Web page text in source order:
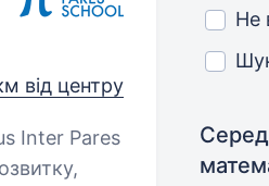
від центру
Не